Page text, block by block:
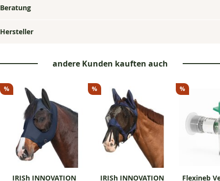
Beratung
Hersteller
andere Kunden kauften auch
%
IRISh INNOVATION
%
IRISh INNOVATION
%
Flexineb